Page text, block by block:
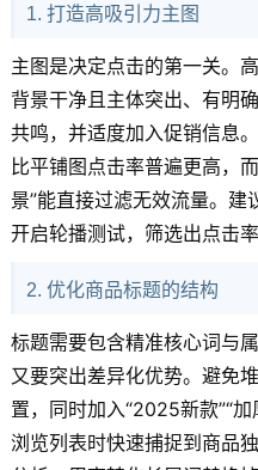
1. 打造高吸引力主图
主图是决定点击的第一关。
背景干净且主体突出、有明
共鸣，并适度加入促销信息
比平铺图点击率普遍更高，
景”能直接过滤无效流量。
开启轮播测试，筛选出点击
2. 优化商品标题的结构
标题需要包含精准核心词与
又要突出差异化优势。避免
置，同时加入“2025新款”“
浏览列表时快速捕捉到商品